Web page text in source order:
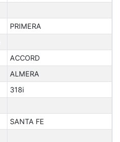
PRIMERA
ACCORD
ALMERA
318i
SANTA FE